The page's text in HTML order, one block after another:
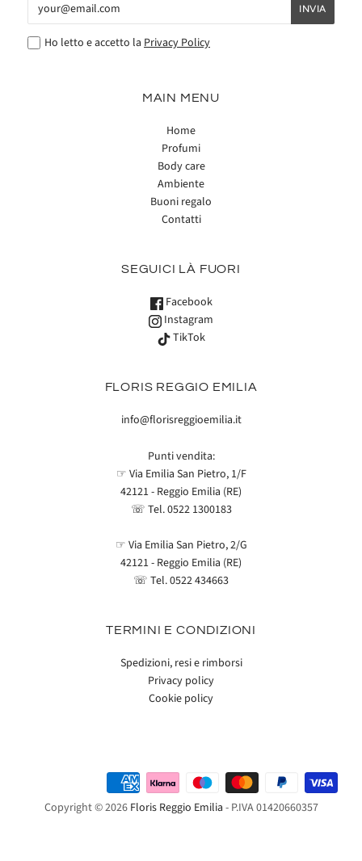
Ho letto e accetto la Privacy Policy
MAIN MENU
Home
Profumi
Body care
Ambiente
Buoni regalo
Contatti
SEGUICI LÀ FUORI
Facebook
Instagram
TikTok
FLORIS REGGIO EMILIA
info@florisreggioemilia.it
Punti vendita:
☞ Via Emilia San Pietro, 1/F
42121 - Reggio Emilia (RE)
☏ Tel.0522 1300183
☞ Via Emilia San Pietro, 2/G
42121 - Reggio Emilia (RE)
☏ Tel.0522 434663
TERMINI E CONDIZIONI
Spedizioni, resi e rimborsi
Privacy policy
Cookie policy
Copyright © 2026 Floris Reggio Emilia - P.IVA 01420660357